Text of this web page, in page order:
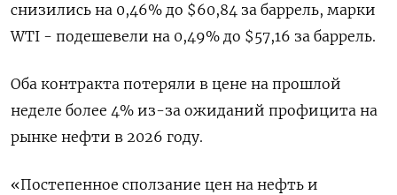
снизились на 0,46% до $60,84 за баррель, марки
WTI - подешевели на 0,49% до $57,16 за баррель.
Оба контракта потеряли в цене на прошлой
неделе более 4% из-за ожиданий профицита на
рынке нефти в 2026 году.
«Постепенное сползание цен на нефть и